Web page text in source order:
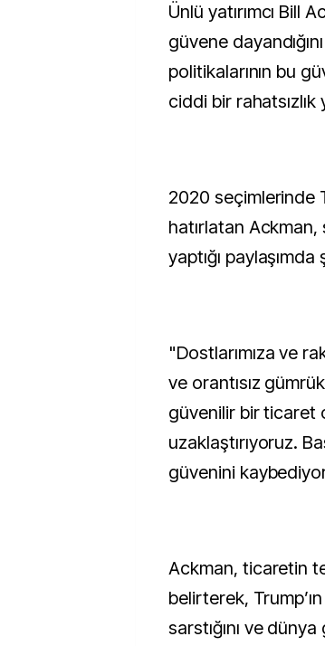
Ünlü yatırımcı Bill Ackman, ticaretin temelde
güvene
politikalarının bu
ciddi bir rahatsızlık
2020 seçimlerinde
hatırlatan
yaptığı
"Dostlarımıza ve
ve orantısız
güvenilir bir ticaret
uzaklaştırıyoruz.
güvenini
Ackman, ticaretin
belirterek,
sarstığını ve